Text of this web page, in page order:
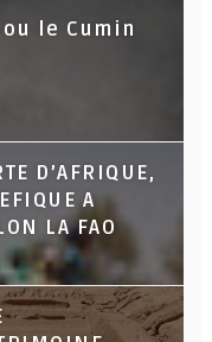
le Cumin
D’AFRIQUE,
A
LA FAO